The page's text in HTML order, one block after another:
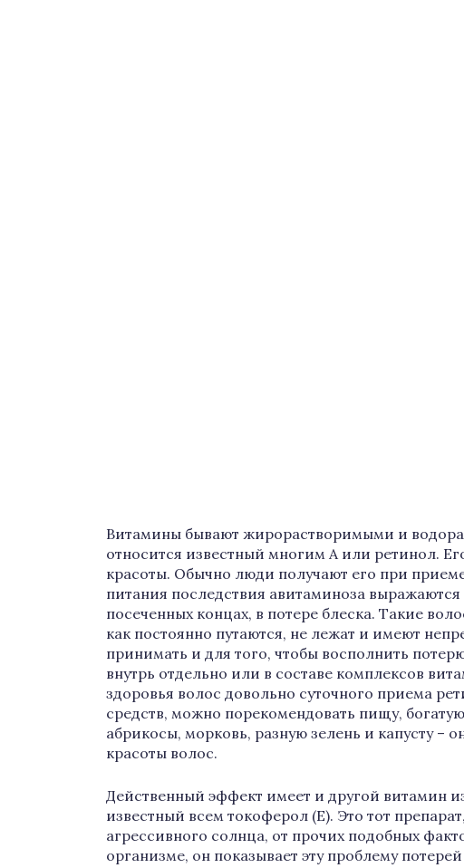
Витамины бывают жирорастворимыми и
относится известный многим А или ретинол.
красоты. Обычно люди получают его при
питания последствия авитаминоза
посеченных концах, в потере блеска. Такие
как постоянно путаются, не лежат и имеют
принимать и для того, чтобы восполнить
внутрь отдельно или в составе комплексов
здоровья волос довольно суточного приема
средств, можно порекомендовать пищу,
абрикосы, морковь, разную зелень и капусту –
красоты волос.
Действенный эффект имеет и другой витамин
известный всем токоферол (Е). Это тот
агрессивного солнца, от прочих подобных
организме, он показывает эту проблему